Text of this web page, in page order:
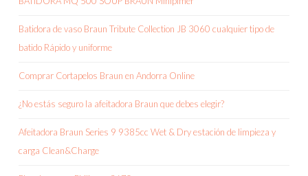
Batidora de vaso Braun Tribute Collection JB 3060 cualquier tipo de
batido Rápido y uniforme
Comprar Cortapelos Braun en Andorra Online
¿No estás seguro la afeitadora Braun que debes elegir?
Afeitadora Braun Series 9 9385cc Wet & Dry estación de limpieza y
carga Clean&Charge